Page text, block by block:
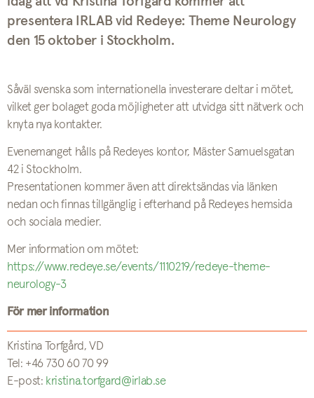
presentera IRLAB vid Redeye: Theme Neurology
den 15 oktober i Stockholm.
Såväl svenska som internationella investerare deltar i mötet,
vilket ger bolaget goda möjligheter att utvidga sitt nätverk och
knyta nya kontakter.
Evenemanget hålls på Redeyes kontor, Mäster Samuelsgatan
42 i Stockholm.
Presentationen kommer även att direktsändas via länken
nedan och finnas tillgänglig i efterhand på Redeyes hemsida
och sociala medier.
Mer information om mötet:
https://www.redeye.se/events/1110219/redeye-theme-
neurology-3
För mer information
Kristina Torfgård, VD
Tel: +46 730 60 70 99
E-post: kristina.torfgard@irlab.se